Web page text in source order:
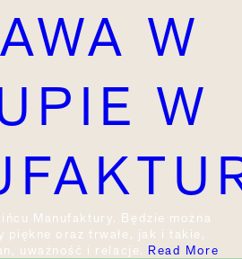
W
W
Manufaktury. Będzie można
piękne oraz trwałe, jak i takie,
uważność i relacje. Read More